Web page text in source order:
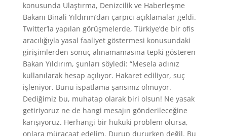
konusunda Ulaştırma, Denizcilik ve Haberleşme
Bakanı Binali Yıldırım’dan çarpıcı açıklamalar geldi.
Twitter’la yapılan görüşmelerde, Türkiye’de bir ofis
aracılığıyla yasal faaliyet göstermesi konusundaki
girişimlerden sonuç alınamamasına tepki gösteren
Bakan Yıldırım, şunları söyledi: “Mesela adınız
kullanılarak hesap açılıyor. Hakaret ediliyor, suç
işleniyor. Bunu ispatlama şansınız olmuyor.
Dediğimiz bu, muhatap olarak biri olsun! Ne yasak
getiriyoruz ne de hangi mesajın gönderileceğine
karışıyoruz. Herhangi bir hukuki problem olursa,
onlara müracaat edelim. Durup dururken değil. Bu